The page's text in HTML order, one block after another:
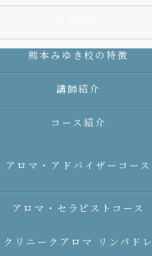
熊本みゆき校の特徴
講師紹介
コース紹介
アロマ・アドバイザーコース
アロマ・セラピストコース
クリニークアロマ リンパドレ